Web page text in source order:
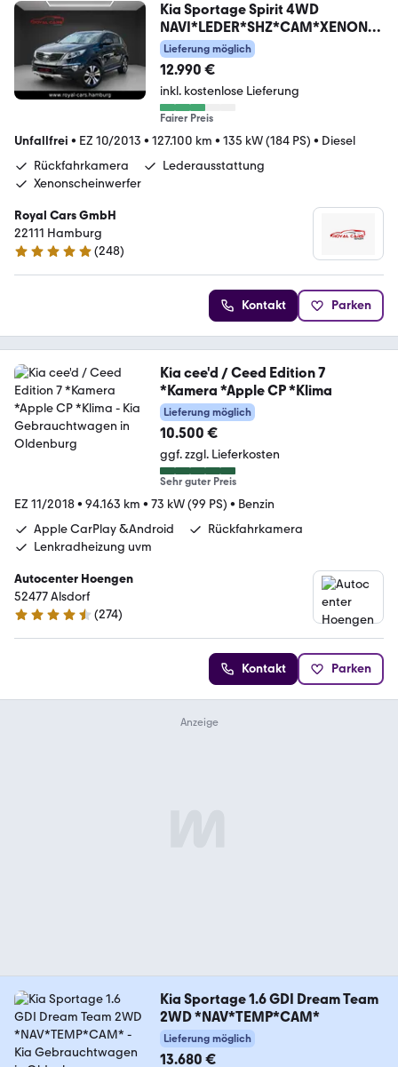
Kia Sportage Spirit 4WD
NAVI*LEDER*SHZ*CAM*XENON*L
ED
Lieferung möglich
12.990 €
inkl. kostenlose Lieferung
Fairer Preis
Unfallfrei • EZ 10/2013 • 127.100 km • 135 kW (184 PS) • Diesel
Rückfahrkamera
Lederausstattung
Xenonscheinwerfer
Royal Cars GmbH
22111 Hamburg
4.8 Sterne
(248)
Kontakt Parken
Kia cee'd / Ceed Edition 7
*Kamera *Apple CP *Klima
Lieferung möglich
10.500 €
ggf. zzgl. Lieferkosten
Sehr guter Preis
EZ 11/2018• 94.163 km • 73 kW (99 PS) • Benzin
Apple CarPlay &Android
Rückfahrkamera
Lenkradheizung uvm
Autocenter Hoengen
52477 Alsdorf
4.5 Sterne
(274)
Kontakt Parken
Kia Sportage 1.6 GDI Dream Team
2WD *NAV*TEMP*CAM*
Lieferung möglich
13.680 €